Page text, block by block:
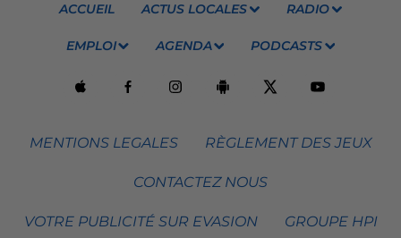
ACCUEIL ACTUS LOCALES RADIO
EMPLOI AGENDA PODCASTS
MENTIONS LEGALES RÈGLEMENT DES JEUX
CONTACTEZ NOUS
VOTRE PUBLICITÉ SUR EVASION GROUPE HPI